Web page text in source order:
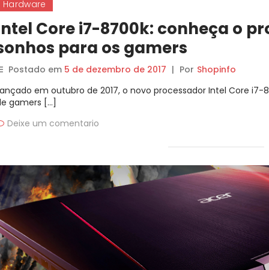
Hardware
Core i7-8700k: conheça o
para os gamers
Postado em 5 de dezembro de 2017 | Por Shopinfo
em outubro de 2017, o novo processador Intel Core
gamers […]
Deixe um comentario